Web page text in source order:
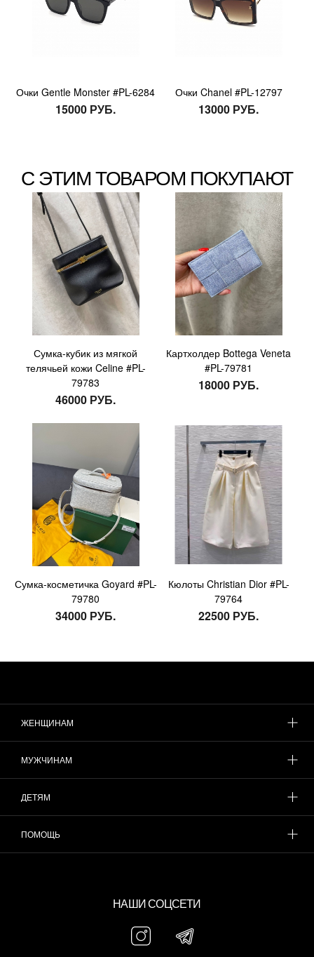
Очки Gentle Monster #PL-6284
15000 РУБ.
Очки Chanel #PL-12797
13000 РУБ.
С ЭТИМ ТОВАРОМ ПОКУПАЮТ
Сумка-кубик из мягкой
телячьей кожи Celine #PL-
79783
46000 РУБ.
Картхолдер Bottega Veneta
#PL-79781
18000 РУБ.
Сумка-косметичка Goyard #PL-
79780
34000 РУБ.
Кюлоты Christian Dior #PL-
79764
22500 РУБ.
ЖЕНЩИНАМ
МУЖЧИНАМ
ДЕТЯМ
ПОМОЩЬ
НАШИ СОЦСЕТИ